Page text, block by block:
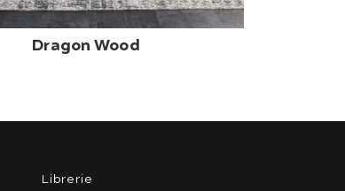
Dragon Wood
Librerie